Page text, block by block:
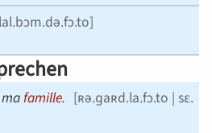
]
mafamille. [ʀə.ɡaʀd.la.fɔ.to | sɛ.